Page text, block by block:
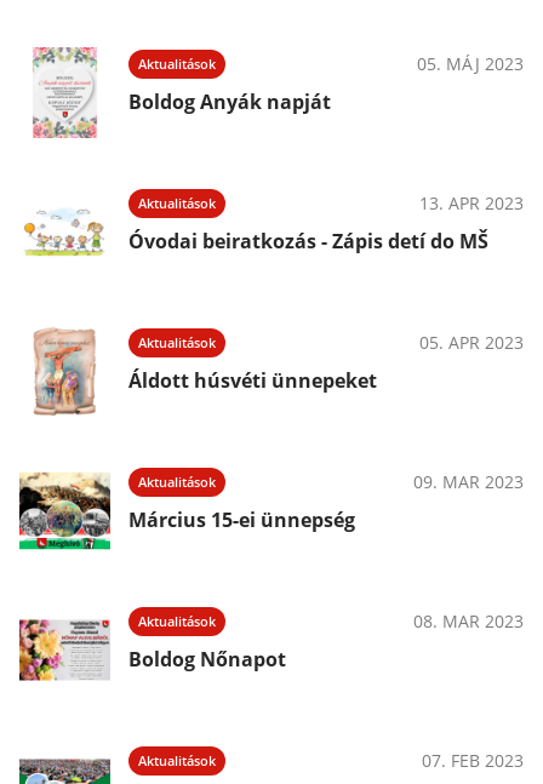
Aktualitások 05. MÁJ 2023
Boldog Anyák napját
Aktualitások 13. APR 2023
Óvodai beiratkozás - Zápis detí do MŠ
Aktualitások 05. APR 2023
Áldott húsvéti ünnepeket
Aktualitások 09. MAR 2023
Március 15-ei ünnepség
Aktualitások 08. MAR 2023
Boldog Nőnapot
Aktualitások 07. FEB 2023